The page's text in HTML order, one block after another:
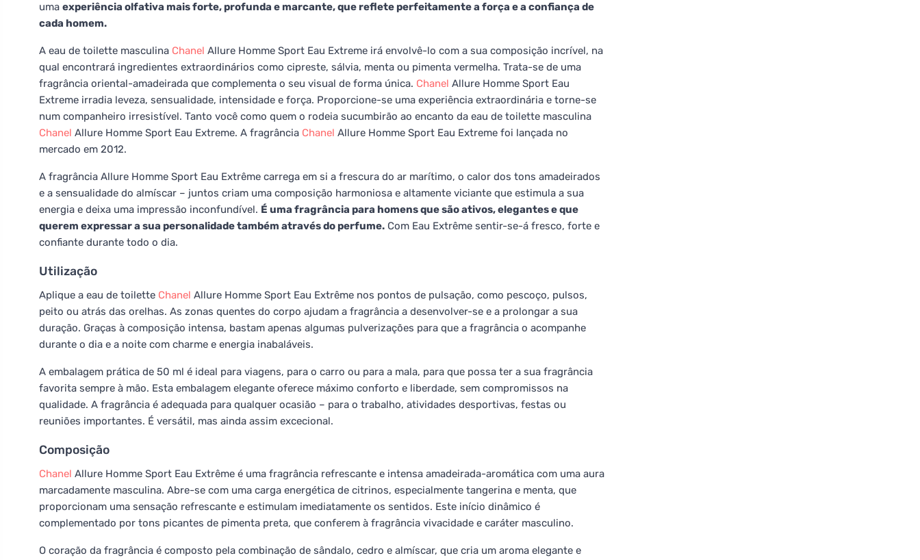
uma experiência olfativa mais forte, profunda e marcante, que reflete perfeitamente a força e a confiança de
cada homem.
A eau de toilette masculina Chanel Allure Homme Sport Eau Extreme irá envolvê-lo com a sua composição incrível, na
qual encontrará ingredientes extraordinários como cipreste, sálvia, menta ou pimenta vermelha. Trata-se de uma
fragrância oriental-amadeirada que complementa o seu visual de forma única. Chanel Allure Homme Sport Eau
Extreme irradia leveza, sensualidade, intensidade e força. Proporcione-se uma experiência extraordinária e torne-se
num companheiro irresistível. Tanto você como quem o rodeia sucumbirão ao encanto da eau de toilette masculina
Chanel Allure Homme Sport Eau Extreme. A fragrância Chanel Allure Homme Sport Eau Extreme foi lançada no
mercado em 2012.
A fragrância Allure Homme Sport Eau Extrême carrega em si a frescura do ar marítimo, o calor dos tons amadeirados
e a sensualidade do almíscar – juntos criam uma composição harmoniosa e altamente viciante que estimula a sua
energia e deixa uma impressão inconfundível. É uma fragrância para homens que são ativos, elegantes e que
querem expressar a sua personalidade também através do perfume. Com Eau Extrême sentir-se-á fresco, forte e
confiante durante todo o dia.
Utilização
Aplique a eau de toilette Chanel Allure Homme Sport Eau Extrême nos pontos de pulsação, como pescoço, pulsos,
peito ou atrás das orelhas. As zonas quentes do corpo ajudam a fragrância a desenvolver-se e a prolongar a sua
duração. Graças à composição intensa, bastam apenas algumas pulverizações para que a fragrância o acompanhe
durante o dia e a noite com charme e energia inabaláveis.
A embalagem prática de 50 ml é ideal para viagens, para o carro ou para a mala, para que possa ter a sua fragrância
favorita sempre à mão. Esta embalagem elegante oferece máximo conforto e liberdade, sem compromissos na
qualidade. A fragrância é adequada para qualquer ocasião – para o trabalho, atividades desportivas, festas ou
reuniões importantes. É versátil, mas ainda assim excecional.
Composição
Chanel Allure Homme Sport Eau Extrême é uma fragrância refrescante e intensa amadeirada-aromática com uma aura
marcadamente masculina. Abre-se com uma carga energética de citrinos, especialmente tangerina e menta, que
proporcionam uma sensação refrescante e estimulam imediatamente os sentidos. Este início dinâmico é
complementado por tons picantes de pimenta preta, que conferem à fragrância vivacidade e caráter masculino.
O coração da fragrância é composto pela combinação de sândalo, cedro e almíscar, que cria um aroma elegante e